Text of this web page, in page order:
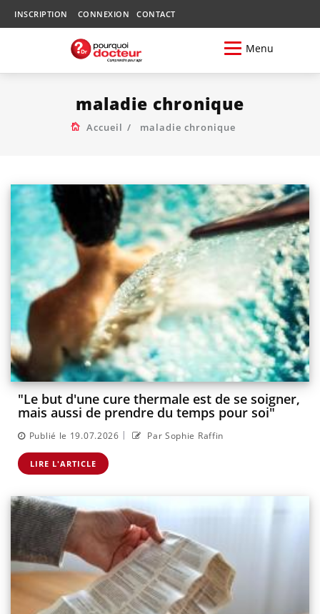
INSCRIPTION CONNEXION CONTACT
Menu
maladie chronique
Accueil maladie chronique
"Le but d'une cure thermale est de se soigner,
mais aussi de prendre du temps pour soi"
Publié le 19.07.2026 | Par Sophie Raffin
LIRE L'ARTICLE